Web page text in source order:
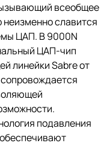
всеобщее
славится
ЦАП. В 9000N
ЦАП-чип
линейки Sabre от
подавления